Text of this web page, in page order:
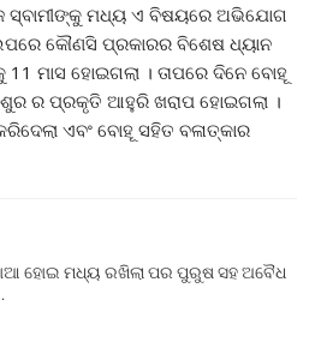
ସ୍ବାମୀଙ୍କୁ ମଧ୍ୟ ଏ ବିଷୟରେ ଅଭିଯୋଗ
କୌଣସି ପ୍ରକାରର ବିଶେଷ ଧ୍ୟାନ
ମାସ ହୋଇଗଲା । ତାପରେ ଦିନେ ବୋହୂ
ର ପ୍ରକୃତି ଆହୁରି ଖରାପ ହୋଇଗଲା ।
ଏବଂ ବୋହୂ ସହିତ ବଳାତ୍କାର
ହୋଇ ମଧ୍ୟ ରଖିଲା ପର ପୁରୁଷ ସହ ଅବୈଧ